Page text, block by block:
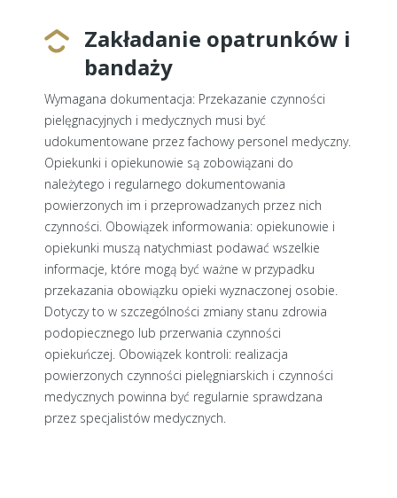
Zakładanie opatrunków i
bandaży
Wymagana dokumentacja: Przekazanie czynności
pielęgnacyjnych i medycznych musi być
udokumentowane przez fachowy personel medyczny.
Opiekunki i opiekunowie są zobowiązani do
należytego i regularnego dokumentowania
powierzonych im i przeprowadzanych przez nich
czynności. Obowiązek informowania: opiekunowie i
opiekunki muszą natychmiast podawać wszelkie
informacje, które mogą być ważne w przypadku
przekazania obowiązku opieki wyznaczonej osobie.
Dotyczy to w szczególności zmiany stanu zdrowia
podopiecznego lub przerwania czynności
opiekuńczej. Obowiązek kontroli: realizacja
powierzonych czynności pielęgniarskich i czynności
medycznych powinna być regularnie sprawdzana
przez specjalistów medycznych.